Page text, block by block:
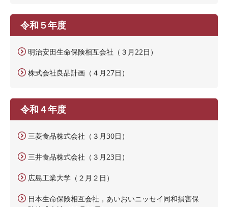
令和５年度
明治安田生命保険相互会社（３月22日）
株式会社良品計画（４月27日）
令和４年度
三菱食品株式会社（３月30日）
三井食品株式会社（３月23日）
広島工業大学（２月２日）
日本生命保険相互会社，あいおいニッセイ同和損害保